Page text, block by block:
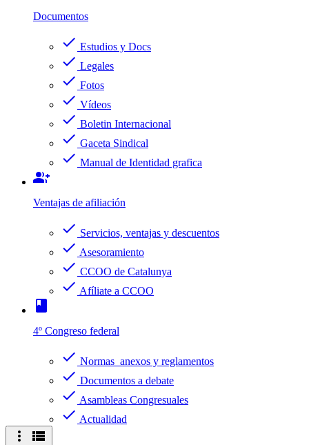
Documentos
check Estudios y Docs
check Legales
check Fotos
check Vídeos
check Boletin Internacional
check Gaceta Sindical
check Manual de Identidad grafica
group_add
Ventajas de afiliación
check Servicios, ventajas y descuentos
check Asesoramiento
check CCOO de Catalunya
check Afíliate a CCOO
book
4º Congreso federal
check Normas anexos y reglamentos
check Documentos a debate
check Asambleas Congresuales
check Actualidad
more_vert view_list